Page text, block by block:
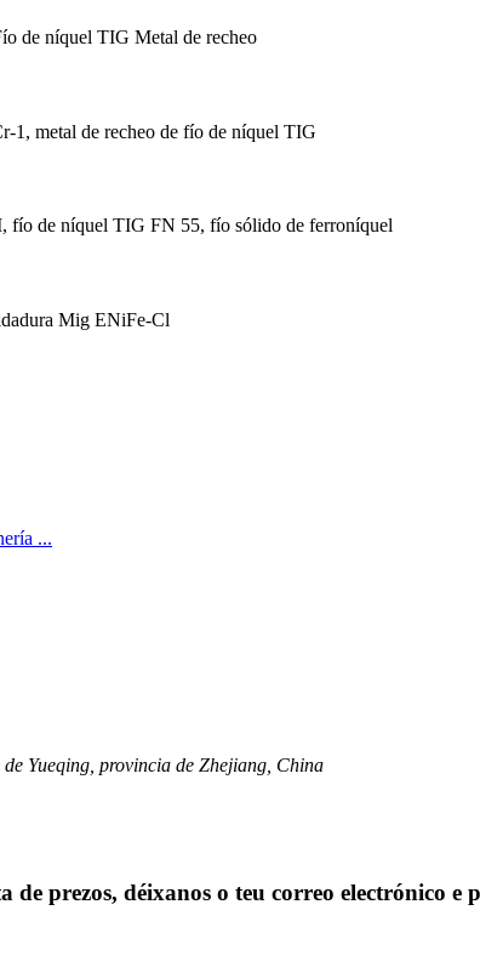
...
Yueqing, provincia de Zhejiang, China
de prezos, déixanos o teu correo electrónico e